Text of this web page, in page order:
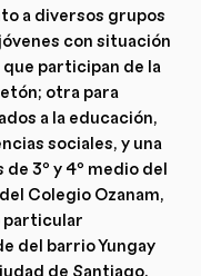
a diversos grupos
con situación
participan de la
otra para
a la educación,
sociales, y una
3º y 4º medio del
Colegio Ozanam,
del barrio Yungay
de Santiago.